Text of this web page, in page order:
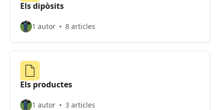
Els dipòsits
1 autor 8 articles
Els productes
1 autor 3 articles